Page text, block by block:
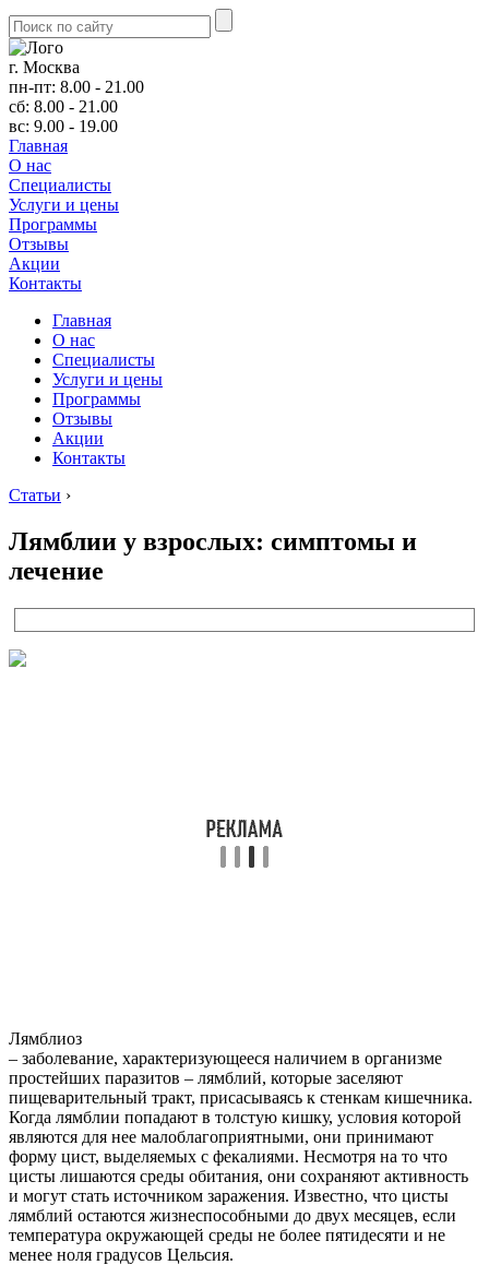
г. Москва
пн-пт: 8.00 - 21.00
сб: 8.00 - 21.00
вс: 9.00 - 19.00
Главная
О нас
Cпециалисты
Услуги и цены
Программы
Отзывы
Акции
Контакты
Главная
О нас
Cпециалисты
Услуги и цены
Программы
Отзывы
Акции
Контакты
Статьи ›
Лямблии у взрослых: симптомы и
лечение
Лямблиоз
– заболевание, характеризующееся наличием в организме
простейших паразитов – лямблий, которые заселяют
пищеварительный тракт, присасываясь к стенкам кишечника.
Когда лямблии попадают в толстую кишку, условия которой
являются для нее малоблагоприятными, они принимают
форму цист, выделяемых с фекалиями. Несмотря на то что
цисты лишаются среды обитания, они сохраняют активность
и могут стать источником заражения. Известно, что цисты
лямблий остаются жизнеспособными до двух месяцев, если
температура окружающей среды не более пятидесяти и не
менее ноля градусов Цельсия.